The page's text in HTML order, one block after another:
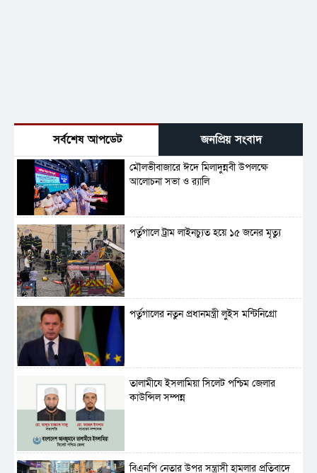
সর্বশেষ আপডেট জনপ্রিয় সংবাদ
মৌলভীবাজারে ঈদে মিলাদুন্নবী উপলক্ষে
আলোচনা সভা ও র‍্যালি
পর্তুগালে ট্রাম লাইনচ্যুত হয়ে ১৫ জনের মৃত্যু
পর্তুগালের নতুন প্রধানমন্ত্রী লুইস মন্টিনিগ্রো
‎তালামীযে ইসলামিয়া সিলেট পশ্চিম জেলার
কাউন্সিল সম্পন্ন
বিএনপি নেতার উপর সন্ত্রাসী হামলার প্রতিবাদে